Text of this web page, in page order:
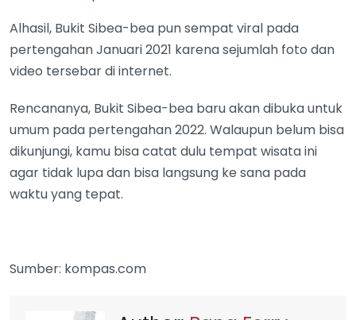
Alhasil, Bukit Sibea-bea pun sempat viral pada
pertengahan Januari 2021 karena sejumlah foto dan
video tersebar di internet.
Rencananya, Bukit Sibea-bea baru akan dibuka untuk
umum pada pertengahan 2022. Walaupun belum bisa
dikunjungi, kamu bisa catat dulu tempat wisata ini
agar tidak lupa dan bisa langsung ke sana pada
waktu yang tepat.
Sumber: kompas.com